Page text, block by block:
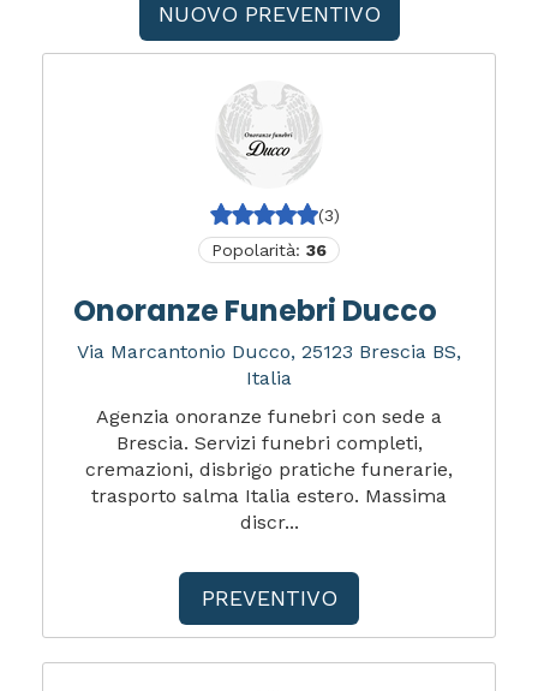
NUOVO PREVENTIVO
(3)
Popolarità: 36
Onoranze Funebri Ducco
Via Marcantonio Ducco, 25123 Brescia BS,
Italia
Agenzia onoranze funebri con sede a
Brescia. Servizi funebri completi,
cremazioni, disbrigo pratiche funerarie,
trasporto salma Italia estero. Massima
discr...
PREVENTIVO